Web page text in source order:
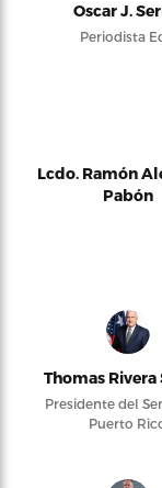
Oscar J.
Periodista
Lcdo. Ramón
Pabón
Thomas Rivera
Presidente del
Puerto